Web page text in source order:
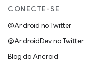
CONECTE-SE
@Android no Twitter
@AndroidDev no Twitter
Blog do Android